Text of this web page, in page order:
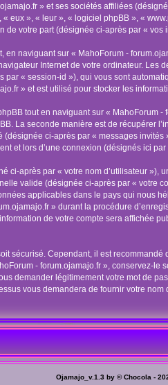
» et ses sociétés affiliées
eux », « leur », « logiciel phpBB », «
de votre part (désignée ci-après par « vos
naviguant sur « MahoForum -
Internet de votre ordinateur.
« session-id »), qui vous sont
» et est utilisé pour stocker les
tout en naviguant sur « MahoForum
La seconde manière est de récupérer
ci-après par « messages
et lors d’une connexion (désignés ici
ci-après par « votre nom d’utilisateur
valide (désignée ci-après par « votre
applicables dans le pays qui nous
» durant la procédure
de votre compte sera affichée
sécurisé. Cependant, il est
- forum.ojamajo.fr », conservez-
demander légitimement votre mot de
vous demandera de fournir votre
Ojamajo_v.1.3 by © Chocola -